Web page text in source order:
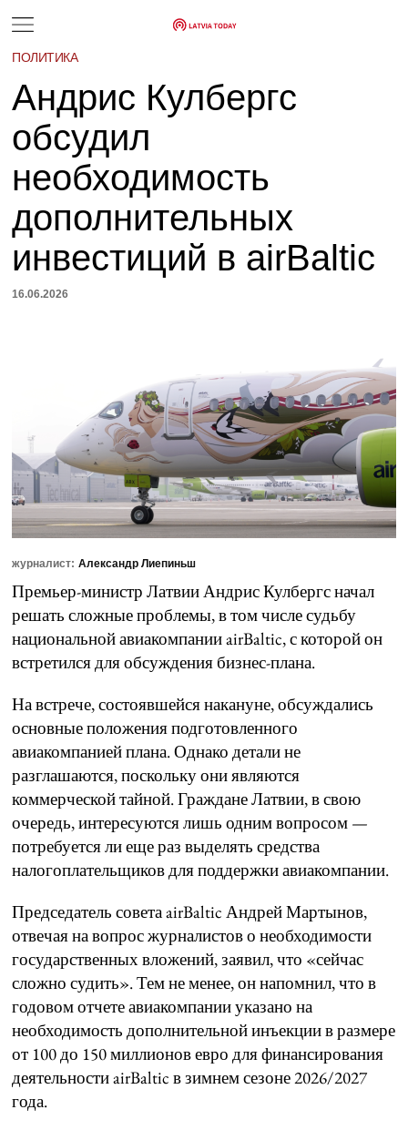
ПОЛИТИКА
Андрис Кулбергс
обсудил
необходимость
дополнительных
инвестиций в airBaltic
16.06.2026
журналист: Александр Лиепиньш
Премьер-министр Латвии Андрис Кулбергс начал
решать сложные проблемы, в том числе судьбу
национальной авиакомпании airBaltic, с которой он
встретился для обсуждения бизнес-плана.
На встрече, состоявшейся накануне, обсуждались
основные положения подготовленного
авиакомпанией плана. Однако детали не
разглашаются, поскольку они являются
коммерческой тайной. Граждане Латвии, в свою
очередь, интересуются лишь одним вопросом —
потребуется ли еще раз выделять средства
налогоплательщиков для поддержки авиакомпании.
Председатель совета airBaltic Андрей Мартынов,
отвечая на вопрос журналистов о необходимости
государственных вложений, заявил, что «сейчас
сложно судить». Тем не менее, он напомнил, что в
годовом отчете авиакомпании указано на
необходимость дополнительной инъекции в размере
от 100 до 150 миллионов евро для финансирования
деятельности airBaltic в зимнем сезоне 2026/2027
года.